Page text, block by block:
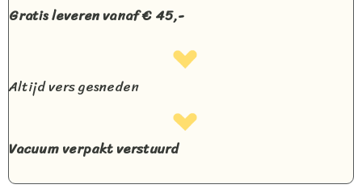
Gratis leveren vanaf € 45,-
Altijd vers gesneden
Vacuum verpakt verstuurd